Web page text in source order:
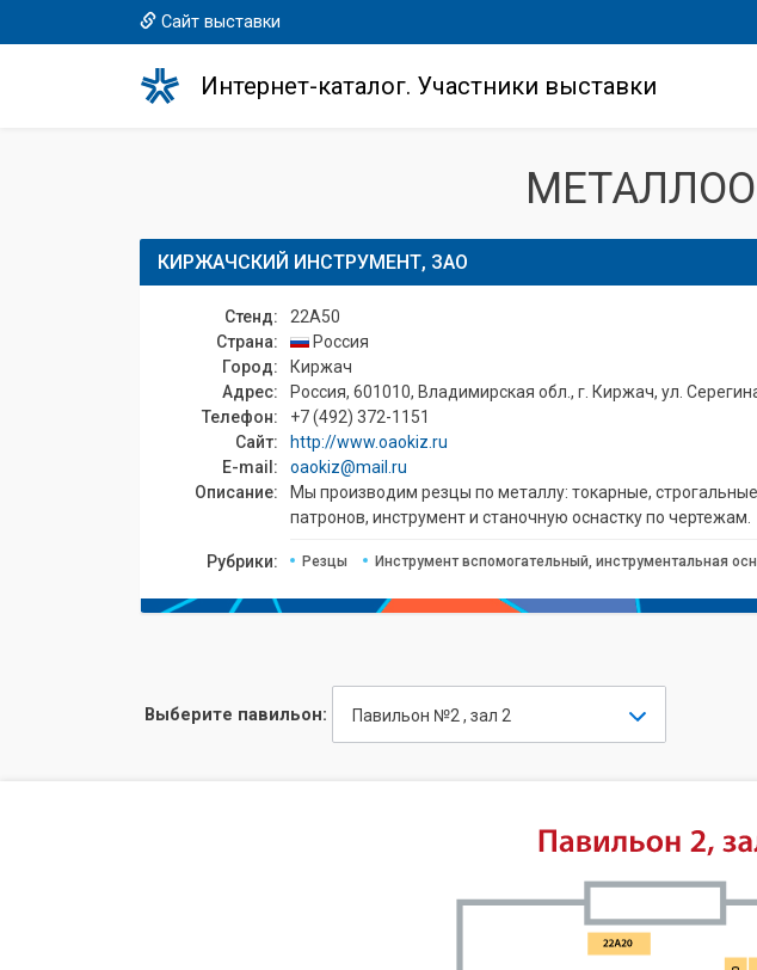
Сайт выставки
Интернет-каталог. Участники выставки
КИРЖАЧСКИЙ ИНСТРУМЕНТ, ЗАО
Стенд:
22A50
Страна:
Россия
Город:
Киржач
Адрес:
Россия, 601010, Владимирская обл., г. Киржач, ул.
Телефон:
+7 (492) 372-1151
Сайт:
http://www.oaokiz.ru
E-mail:
oaokiz@mail.ru
Описание:
Мы производим резцы по металлу: токарные,
патронов, инструмент и станочную оснастку по чертежам.
Рубрики: Резцы Инструмент вспомогательный, инструментальная
Выберите павильон: Павильон №2 , зал 2